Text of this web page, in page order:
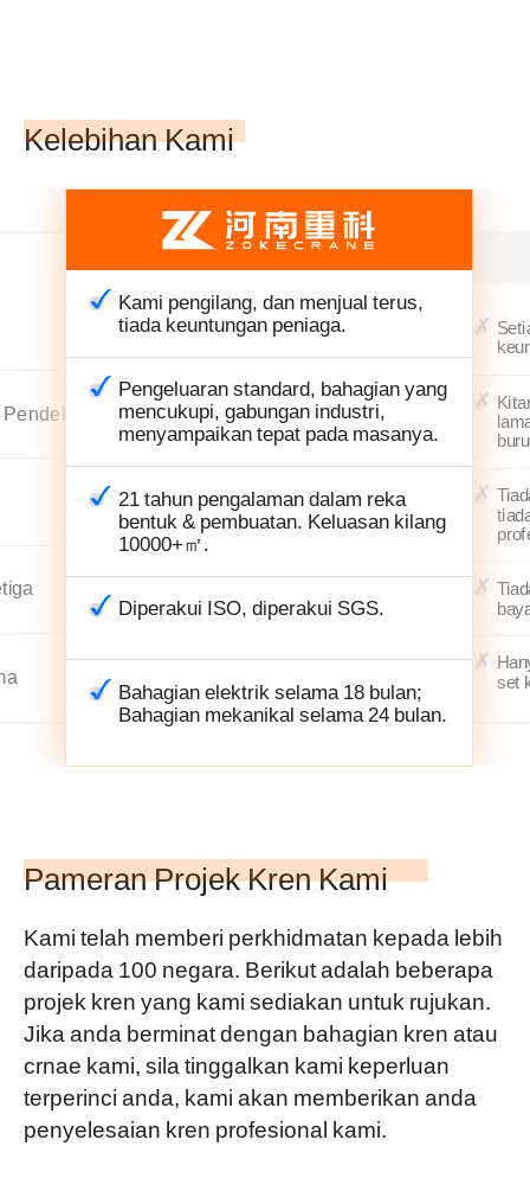
Kelebihan Kami
Kami pengilang, dan menjual terus,
tiada keuntungan peniaga.
Pengeluaran standard, bahagian yang
mencukupi, gabungan industri,
menyampaikan tepat pada masanya.
21 tahun pengalaman dalam reka
bentuk & pembuatan. Keluasan kilang
10000+㎡.
Diperakui ISO, diperakui SGS.
Bahagian elektrik selama 18 bulan;
Bahagian mekanikal selama 24 bulan.
set
Pameran Projek Kren Kami
Kami telah memberi perkhidmatan kepada lebih
daripada 100 negara. Berikut adalah beberapa
projek kren yang kami sediakan untuk rujukan.
Jika anda berminat dengan bahagian kren atau
crnae kami, sila tinggalkan kami keperluan
terperinci anda, kami akan memberikan anda
penyelesaian kren profesional kami.